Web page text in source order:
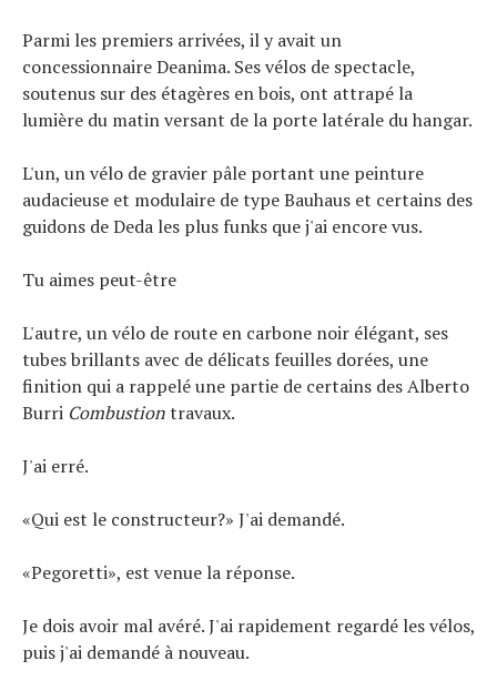
Parmi les premiers arrivées, il y avait un
concessionnaire Deanima. Ses vélos de spectacle,
soutenus sur des étagères en bois, ont attrapé la
lumière du matin versant de la porte latérale du hangar.
L'un, un vélo de gravier pâle portant une peinture
audacieuse et modulaire de type Bauhaus et certains des
guidons de Deda les plus funks que j'ai encore vus.
Tu aimes peut-être
L'autre, un vélo de route en carbone noir élégant, ses
tubes brillants avec de délicats feuilles dorées, une
finition qui a rappelé une partie de certains des Alberto
Burri Combustiontravaux.
J'ai erré.
«Qui est le constructeur?» J'ai demandé.
«Pegoretti», est venue la réponse.
Je dois avoir mal avéré. J'ai rapidement regardé les vélos,
puis j'ai demandé à nouveau.
Actualités
Technologies
Tests de produits
Conseils
Tous nos articles
À propos